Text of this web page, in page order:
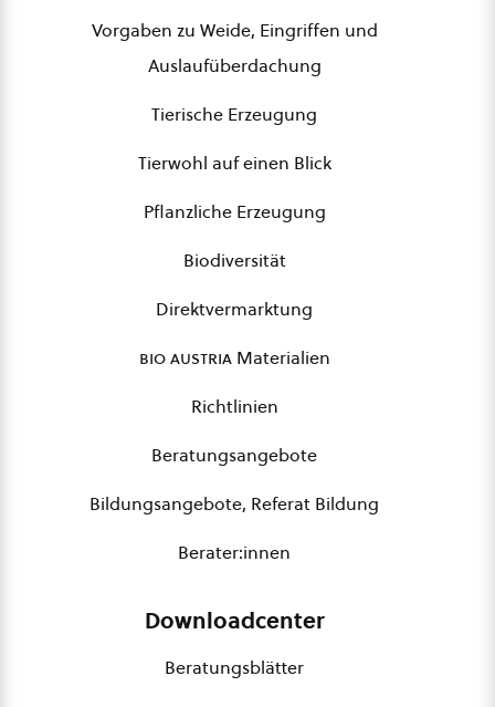
Vorgaben zu Weide, Eingriffen und
Auslaufüberdachung
Tierische Erzeugung
Tierwohl auf einen Blick
Pflanzliche Erzeugung
Biodiversität
Direktvermarktung
bio austriaMaterialien
Richtlinien
Beratungsangebote
Bildungsangebote, Referat Bildung
Berater:innen
Downloadcenter
Beratungsblätter